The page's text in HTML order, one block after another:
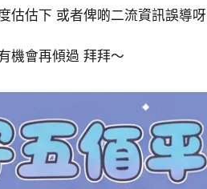
估估下 或者俾啲二流資訊誤導呀
機會再傾過 拜拜～